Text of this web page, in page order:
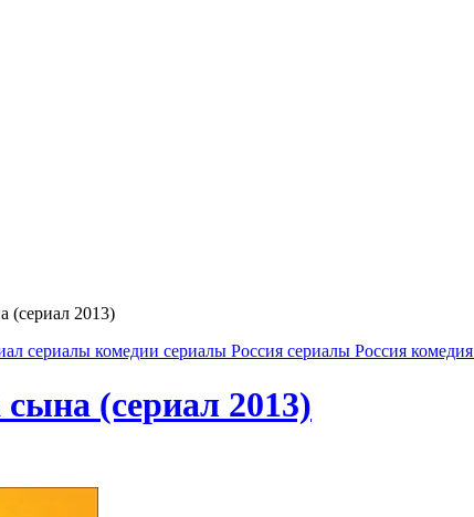
(сериал 2013)
сериалы комедии сериалы Россия сериалы Россия комедия
(сериал 2013)